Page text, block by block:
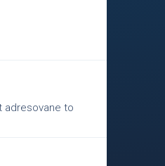
adresovane to